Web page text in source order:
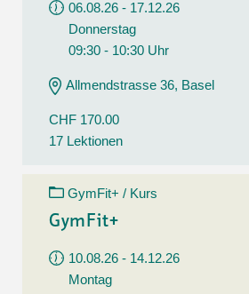
06.08.26 - 17.12.26
Donnerstag
09:30 - 10:30 Uhr
Allmendstrasse 36, Basel
CHF 170.00
17 Lektionen
GymFit+ / Kurs
GymFit+
10.08.26 - 14.12.26
Montag